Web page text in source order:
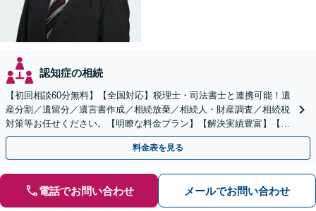
認知症の相続
【初回相談60分無料】【全国対応】税理士・司法書士と連携可能！遺
産分割／遺留分／遺言書作成／相続放棄／相続人・財産調査／相続税
対策等お任せください。【明瞭な料金プラン】【解決実績豊富】【電
話相談可】
料金表を見る
電話でお問い合わせ メールでお問い合わせ